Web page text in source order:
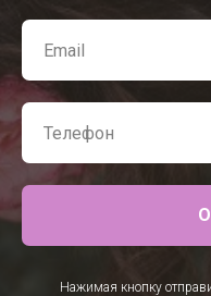
Нажимая кнопку